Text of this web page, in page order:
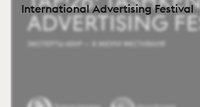
International Advertising Festival